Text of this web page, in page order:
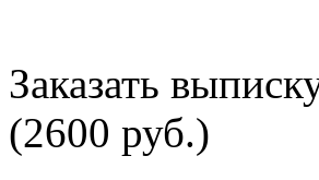
Заказать
(2600 руб.)